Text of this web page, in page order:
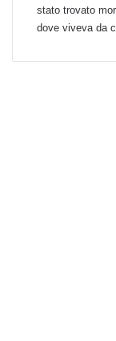
stato trovato
dove viveva da